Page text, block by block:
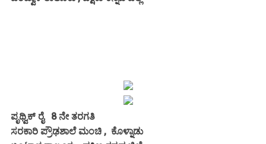
ಪೃಥ್ವಿಕ್ ರೈ 8 ನೇ ತರಗತಿ
ಸರಕಾರಿ ಪ್ರೌಢಶಾಲೆ ಮಂಚಿ , ಕೊಳ್ನಾಡು